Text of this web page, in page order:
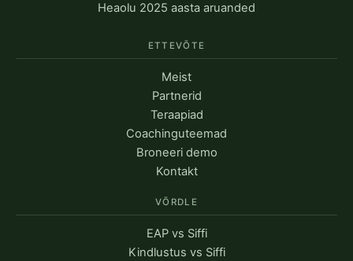
Heaolu 2025 aasta aruanded
ETTEVÕTE
Meist
Partnerid
Teraapiad
Coachinguteemad
Broneeri demo
Kontakt
VÕRDLE
EAP vs Siffi
Kindlustus vs Siffi